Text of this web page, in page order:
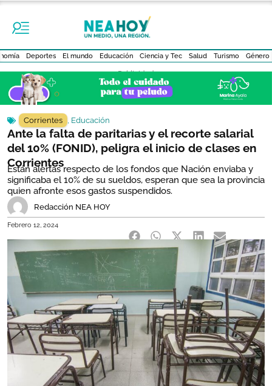
Deportes El mundo Educación Ciencia y Tec Salud Turismo Género
- Publicidad -
Corrientes , Educación
Ante la falta de paritarias y el recorte salarial
del 10% (FONID), peligra el inicio de clases en
Corrientes
Están alertas respecto de los fondos que Nación enviaba y
significaba el 10% de su sueldos, esperan que sea la provincia
quien afronte esos gastos suspendidos.
Redacción NEA HOY
Febrero 12, 2024